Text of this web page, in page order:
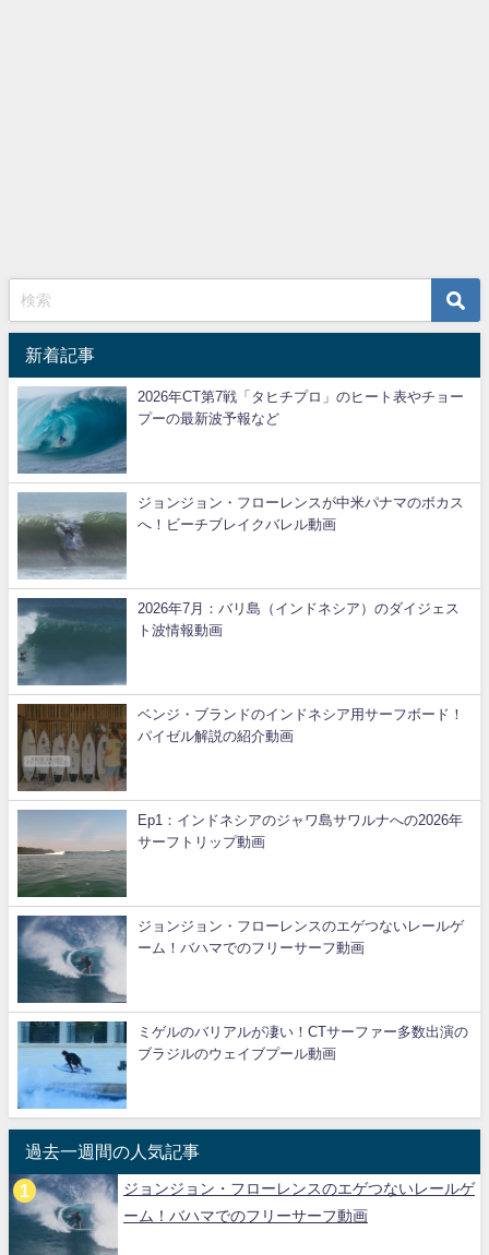
新着記事
2026年CT第7戦「タヒチプロ」のヒート表やチョー
プーの最新波予報など
ジョンジョン・フローレンスが中米パナマのボカス
へ！ビーチブレイクバレル動画
2026年7月：バリ島（インドネシア）のダイジェス
ト波情報動画
ベンジ・ブランドのインドネシア用サーフボード！
パイゼル解説の紹介動画
Ep1：インドネシアのジャワ島サワルナへの2026年
サーフトリップ動画
ジョンジョン・フローレンスのエゲつないレールゲ
ーム！バハマでのフリーサーフ動画
ミゲルのバリアルが凄い！CTサーファー多数出演の
ブラジルのウェイブプール動画
過去一週間の人気記事
ジョンジョン・フローレンスのエゲつないレールゲ
ーム！バハマでのフリーサーフ動画